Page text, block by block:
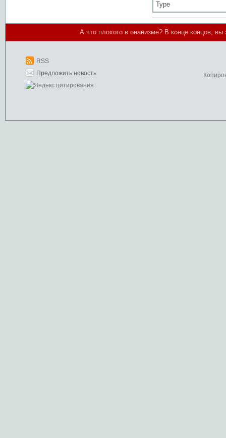
Type
А что плохого в онанизме? В конце концов,
RSS
Предложить новость